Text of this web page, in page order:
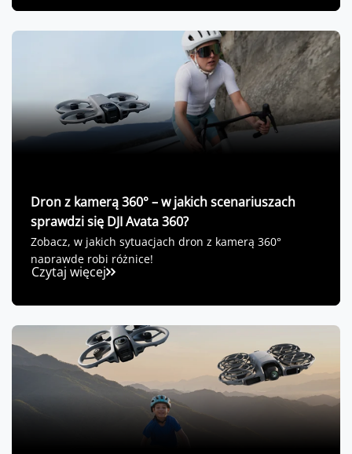
Dron z kamerą 360° – w jakich scenariuszach
sprawdzi się DJI Avata 360?
Zobacz, w jakich sytuacjach dron z kamerą 360°
naprawdę robi różnicę!
Czytaj więcej